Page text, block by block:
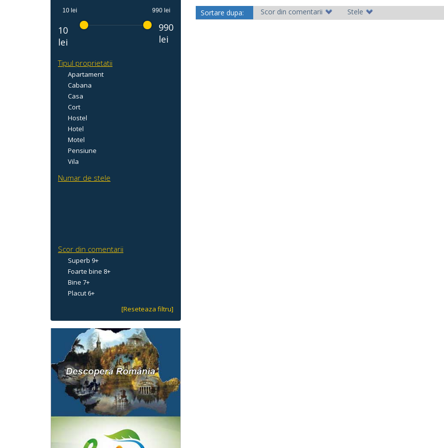
10
lei
10 lei 990 lei
990
lei
Tipul proprietatii
Apartament
Cabana
Casa
Cort
Hostel
Hotel
Motel
Pensiune
Vila
Numar de stele
Scor din comentarii
Superb 9+
Foarte bine 8+
Bine 7+
Placut 6+
[Reseteaza filtru]
Sortare dupa: Scor din comentarii Stele